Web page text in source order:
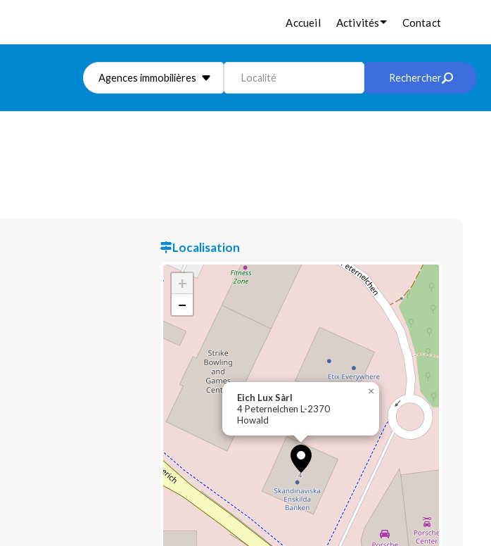
Accueil Activités Contact
Agences immobilières Localité Rechercher
Localisation
Eich Lux Sàrl
4 Peternelchen L-2370
Howald
×
+
−